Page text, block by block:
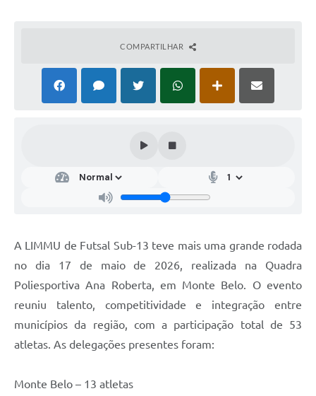
COMPARTILHAR
A LIMMU de Futsal Sub-13 teve mais uma grande rodada
no dia 17 de maio de 2026, realizada na Quadra
Poliesportiva Ana Roberta, em Monte Belo. O evento
reuniu talento, competitividade e integração entre
municípios da região, com a participação total de 53
atletas. As delegações presentes foram:
Monte Belo – 13 atletas